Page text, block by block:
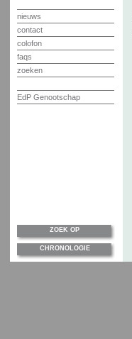
nieuws
contact
colofon
faqs
zoeken
EdP Genootschap
ZOEK OP
CHRONOLOGIE